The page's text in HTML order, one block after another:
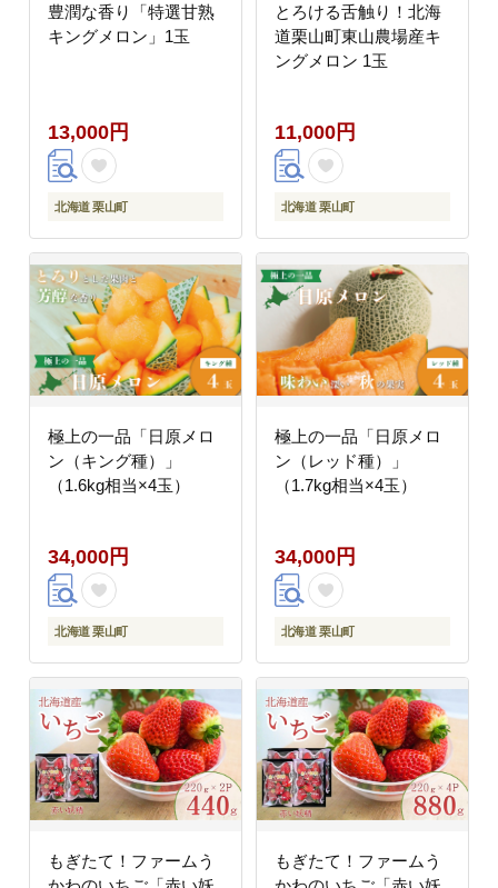
豊潤な香り「特選甘熟
キングメロン」1玉
13,000円
北海道 栗山町
とろける舌触り！北海
道栗山町東山農場産キ
ングメロン 1玉
11,000円
北海道 栗山町
極上の一品「日原メロ
ン（キング種）」
（1.6kg相当×4玉）
34,000円
北海道 栗山町
極上の一品「日原メロ
ン（レッド種）」
（1.7kg相当×4玉）
34,000円
北海道 栗山町
もぎたて！ファームう
もぎたて！ファームう